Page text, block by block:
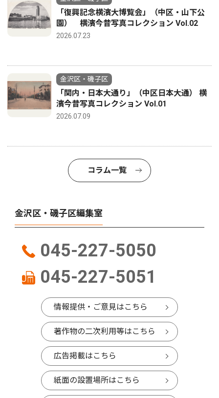
「復興記念横濱大博覧会」（中区・山下公
園） 横濱今昔写真コレクション Vol.02
2026.07.23
金沢区・磯子区
「関内・日本大通り」（中区日本大通） 横
濱今昔写真コレクション Vol.01
2026.07.09
コラム一覧
金沢区・磯子区編集室
045-227-5050
045-227-5051
情報提供・ご意見はこちら
著作物の二次利用等はこちら
広告掲載はこちら
紙面の設置場所はこちら